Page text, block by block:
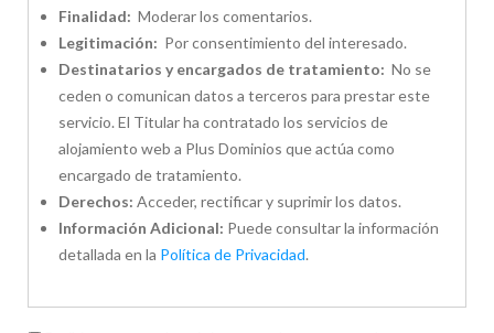
Finalidad: Moderar los comentarios.
Legitimación: Por consentimiento del interesado.
Destinatarios y encargados de tratamiento: No se
ceden o comunican datos a terceros para prestar este
servicio. El Titular ha contratado los servicios de
alojamiento web a Plus Dominios que actúa como
encargado de tratamiento.
Derechos: Acceder, rectificar y suprimir los datos.
Información Adicional: Puede consultar la información
detallada en la Política de Privacidad.